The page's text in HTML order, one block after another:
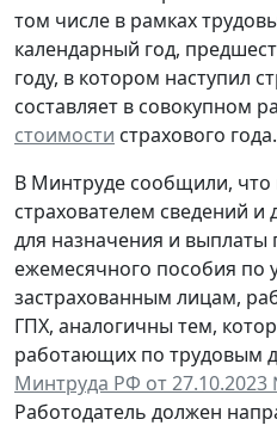
том числе в рамках
календарный год,
году, в котором наступил
составляет в совокупном
стоимости страхового года.
В Минтруде сообщили, что
страхователем сведений
для назначения и выплаты
ежемесячного пособия по
застрахованным лицам,
ГПХ, аналогичны тем,
работающих по трудовым
Минтруда РФ от
Работодатель должен